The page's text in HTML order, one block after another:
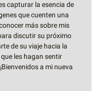
capturar la esencia de
que cuenten una
más sobre mis
discutir su próximo
de su viaje hacia la
les hagan sentir
a mi nueva